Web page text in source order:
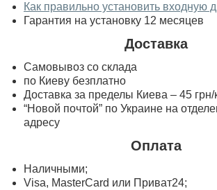
Как правильно установить входную
Гарантия на установку 12 месяцев
Доставка
Самовывоз со склада
по Киеву безплатно
Доставка за пределы Киева – 45
“Новой почтой” по Украине на
адресу
Оплата
Наличными;
Visa, MasterСard или Приват24;